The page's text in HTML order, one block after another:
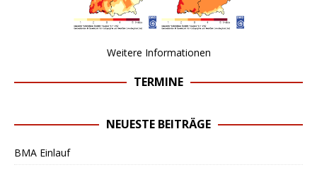
Weitere Informationen
TERMINE
NEUESTE BEITRÄGE
BMA Einlauf